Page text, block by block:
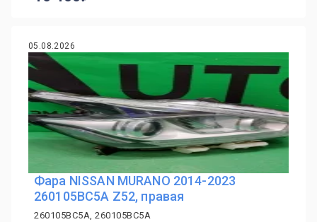
05.08.2026
Фара NISSAN MURANO 2014-2023
260105BC5A Z52, правая
260105BC5A, 260105BC5A